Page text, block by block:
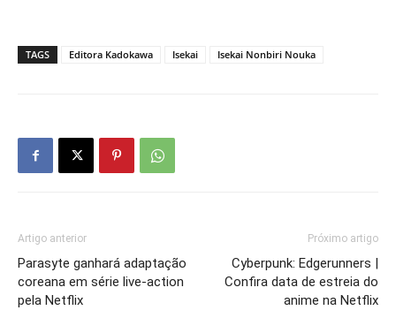
TAGS Editora Kadokawa Isekai Isekai Nonbiri Nouka
Artigo anterior
Parasyte ganhará adaptação
coreana em série live-action
pela Netflix
Próximo artigo
Cyberpunk: Edgerunners |
Confira data de estreia do
anime na Netflix